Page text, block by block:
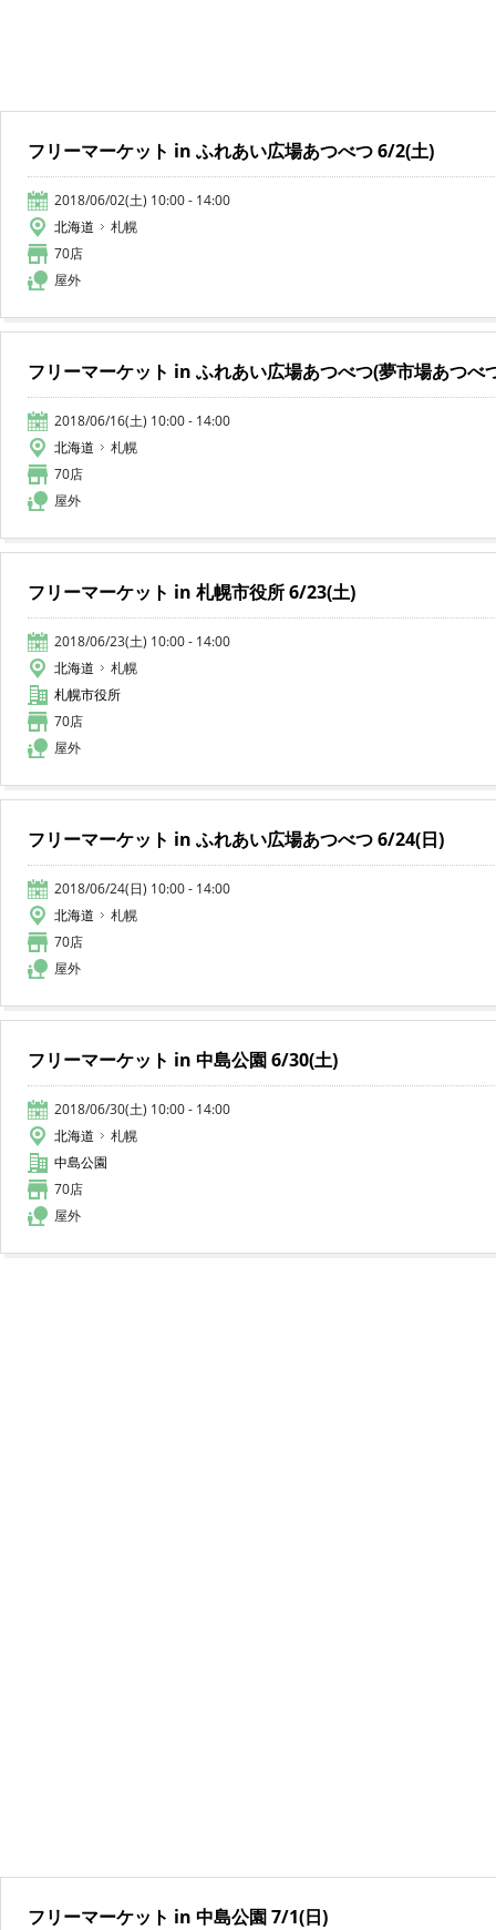
フリーマーケット in ふれあい広場あつべつ 6/2(土)
2018/06/02(土) 10:00 - 14:00
北海道
札幌
70店
屋外
フリーマーケット in ふれあい広場あつべつ(夢市場あつべ
2018/06/16(土) 10:00 - 14:00
北海道
札幌
70店
屋外
フリーマーケット in 札幌市役所 6/23(土)
2018/06/23(土) 10:00 - 14:00
北海道
札幌
札幌市役所
70店
屋外
フリーマーケット in ふれあい広場あつべつ 6/24(日)
2018/06/24(日) 10:00 - 14:00
北海道
札幌
70店
屋外
フリーマーケット in 中島公園 6/30(土)
2018/06/30(土) 10:00 - 14:00
北海道
札幌
中島公園
70店
屋外
フリーマーケット in 中島公園 7/1(日)